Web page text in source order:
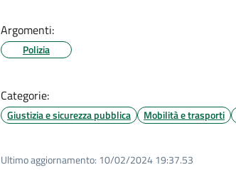
Argomenti:
Polizia
Categorie:
Giustizia e sicurezza pubblica Mobilità e trasporti
Ultimo aggiornamento: 10/02/2024 19:37.53